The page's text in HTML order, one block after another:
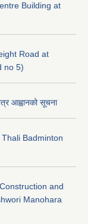
Building at
Road at
no 5)
आह्वानको सूचना
Thali Badminton
and
Manohara